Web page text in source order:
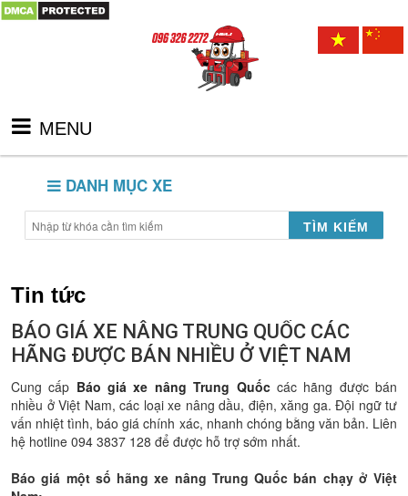
MENU
DANH MỤC XE
TÌM KIẾM
Tin tức
BÁO GIÁ XE NÂNG TRUNG QUỐC CÁC
HÃNG ĐƯỢC BÁN NHIỀU Ở VIỆT NAM
Cung cấp Báo giá xe nâng Trung Quốc các hãng được bán
nhiều ở Việt Nam, các loại xe nâng dầu, điện, xăng ga. Đội ngữ tư
vấn nhiệt tình, báo giá chính xác, nhanh chóng bằng văn bản. Liên
hệ hotline 094 3837 128 để được hỗ trợ sớm nhất.
Báo giá một số hãng xe nâng Trung Quốc bán chạy ở Việt